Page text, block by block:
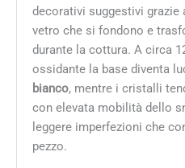
decorativi suggestivi
vetro che si fondono e
durante la cottura. A circa
ossidante la base diventa
bianco, mentre i cristalli
con elevata mobilità dello
leggere imperfezioni che
pezzo.